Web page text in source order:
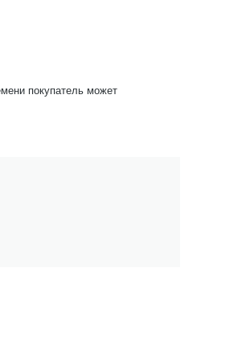
покупатель может